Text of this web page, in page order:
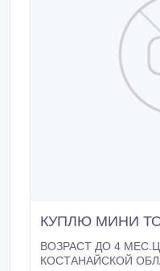
КУПЛЮ МИНИ
ВОЗРАСТ ДО 4
КОСТАНАЙСКОЙ